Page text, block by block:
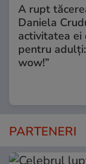
A rupt
Daniela
activitatea
pentru adulți:
wow!”
PARTENERI